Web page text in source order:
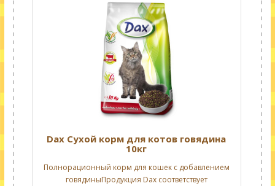
Dax Сухой корм для котов говядина
10кг
Полнорационный корм для кошек с добавлением
говядиныПродукция Dax соответствует